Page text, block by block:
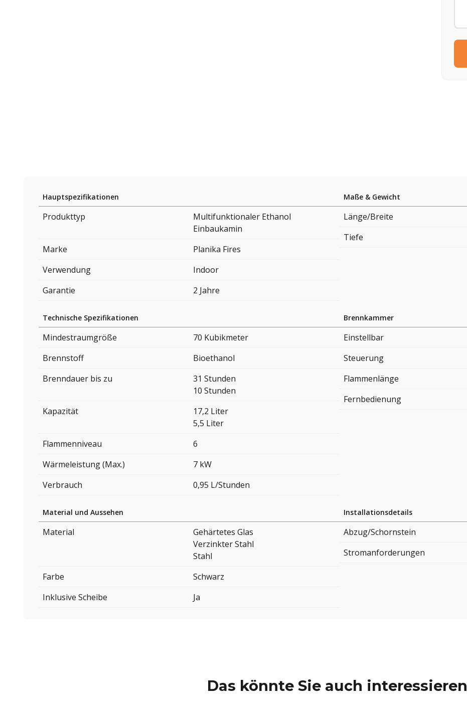
Hauptspezifikationen
Produkttyp
Multifunktionaler Ethanol
Einbaukamin
Marke
Planika Fires
Verwendung
Indoor
Garantie
2 Jahre
Maße & Gewicht
Länge/Breite
Tiefe
Technische Spezifikationen
Mindestraumgröße
70 Kubikmeter
Brennstoff
Bioethanol
Brenndauer bis zu
31 Stunden
10 Stunden
Kapazität
17,2 Liter
5,5 Liter
Flammenniveau
6
Wärmeleistung (Max.)
7 kW
Verbrauch
0,95 L/Stunden
Brennkammer
Einstellbar
Steuerung
Flammenlänge
Fernbedienung
Material und Aussehen
Material
Gehärtetes Glas
Verzinkter Stahl
Stahl
Farbe
Schwarz
Inklusive Scheibe
Ja
Installationsdetails
Abzug/Schornstein
Stromanforderungen
Das könnte Sie auch interessieren